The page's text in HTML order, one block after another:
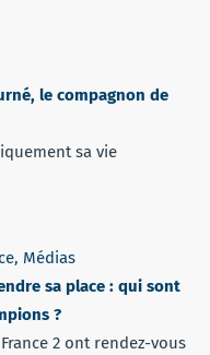
le compagnon de
sa vie
, Médias
sa place : qui sont
?
2 ont rendez-vous